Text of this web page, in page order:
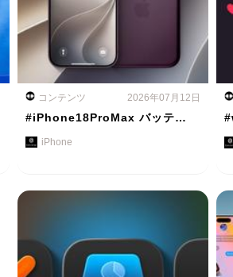
コンテンツ 2026年07月12日
#iPhone18ProMax バッテ…
iPhone